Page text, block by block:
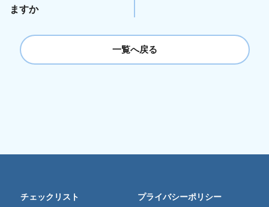
ますか
一覧へ戻る
チェックリスト プライバシーポリシー